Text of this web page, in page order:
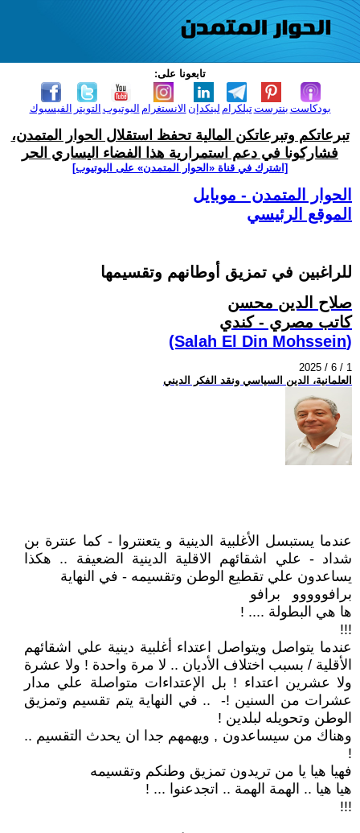
تابعونا على:
الفيسبوك التويتر اليوتيوب الانستغرام لينكدإن تيلكرامبنترست بودكاست
تبرعاتكم وتبرعاتكن المالية تحفظ استقلال الحوار المتمدن،
فشاركونا في دعم استمرارية هذا الفضاء اليساري الحر
[اشترك في قناة ‫«الحوار المتمدن» على اليوتيوب]
الحوار المتمدن - موبايل
الموقع الرئيسي
للراغبين في تمزيق أوطانهم وتقسيمها
صلاح الدين محسن
كاتب مصري - كندي
(Salah El Din Mohssein‏)
2025 / 6 / 1
العلمانية، الدين السياسي ونقد الفكر الديني
عندما يستبسل الأغلبية الدينية و يتعنتروا - كما عنترة بن
شداد - علي اشقائهم الاقلية الدينية الضعيفة .. هكذا
يساعدون علي تقطيع الوطن وتقسيمه - في النهاية
برافووووو برافو
ها هي البطولة .... !
!!!
عندما يتواصل ويتواصل اعتداء أغلبية دينية علي اشقائهم
الأقلية / بسبب اختلاف الأديان .. لا مرة واحدة ! ولا عشرة
ولا عشرين اعتداء ! بل الإعتداءات متواصلة علي مدار
عشرات من السنين !- .. في النهاية يتم تقسيم وتمزيق
الوطن وتحويله لبلدين !
وهناك من سيساعدون , ويهمهم جدا ان يحدث التقسيم ..
!
فهيا هيا يا من تريدون تمزيق وطنكم وتقسيمه
هيا هيا .. الهمة الهمة .. اتجدعنوا ... !
!!!